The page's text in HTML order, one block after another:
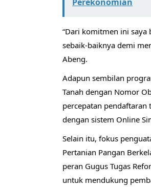
“Dari komitmen ini
sebaik-baiknya demi
Abeng.
Adapun sembilan
Tanah dengan Nomor
percepatan pendaftaran
dengan sistem Online
Selain itu, fokus
Pertanian Pangan
peran Gugus Tugas
untuk mendukung